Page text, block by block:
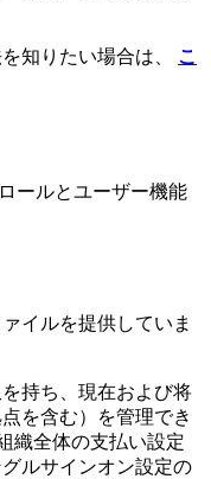
知りたい場合は、 こ
ールとユーザー機能
イルを提供していま
持ち、現在および将
を含む）を管理でき
織全体の支払い設定
ルサインオン設定の